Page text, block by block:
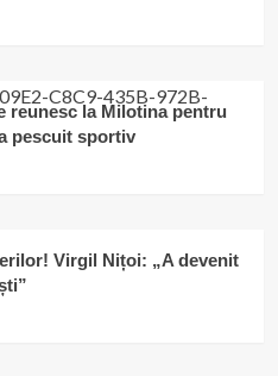
reunesc la Milotina pentru
pescuit sportiv
Virgil Nițoi: „A devenit